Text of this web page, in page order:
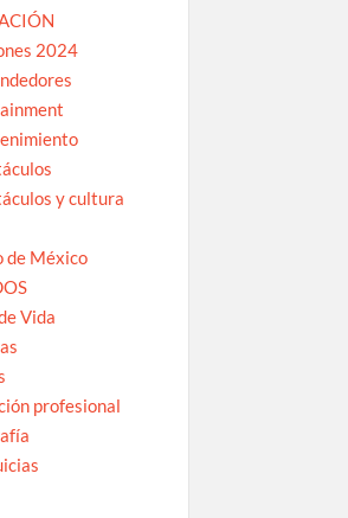
2024
y cultura
de México
Vida
profesional